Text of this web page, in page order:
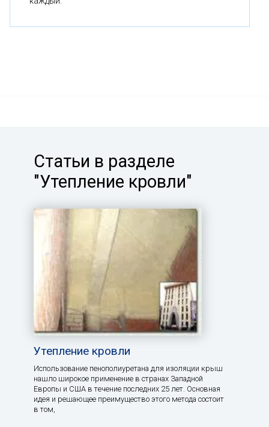
Статьи в разделе
"Утепление кровли"
Утепление кровли
Использование пенополиуретана для изоляции крыш
нашло широкое применение в странах Западной
Европы и США в течение последних 25 лет. Основная
идея и решающее преимущество этого метода состоит
в том,